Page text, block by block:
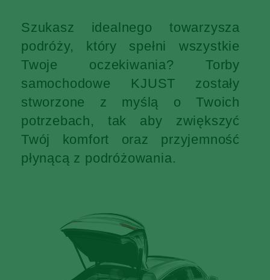
Szukasz idealnego towarzysza
podróży, który spełni wszystkie
Twoje oczekiwania? Torby
samochodowe KJUST zostały
stworzone z myślą o Twoich
potrzebach, tak aby zwiększyć
Twój komfort oraz przyjemność
płynącą z podróżowania.